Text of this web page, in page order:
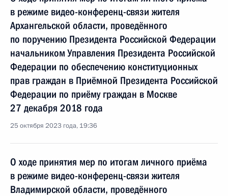
в режиме видео-конференц-связи жителя
Архангельской области, проведённого
по поручению Президента Российской Федерации
начальником Управления Президента Российской
Федерации по обеспечению конституционных
прав граждан в Приёмной Президента Российской
Федерации по приёму граждан в Москве
27 декабря 2018 года
25 октября 2023 года, 19:36
О ходе принятия мер по итогам личного приёма
в режиме видео-конференц-связи жителя
Владимирской области, проведённого